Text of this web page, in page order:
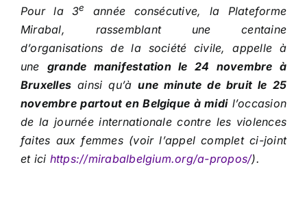
Pour la 3e
année consécutive, la Plateforme
Mirabal, rassemblant une centaine
d’organisations de la société civile, appelle à
une grande manifestation le 24 novembre à
Bruxelles ainsi qu’àune minute de bruit le 25
novembre partout en Belgique à midil’occasion
de la journée internationale contre les violences
faites aux femmes (voir l’appel complet ci-joint
et ici https://mirabalbelgium.org/a-propos/).